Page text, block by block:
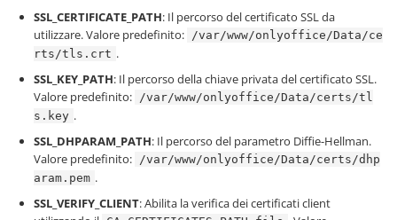
SSL_CERTIFICATE_PATH: Il percorso del certificato SSL da
utilizzare. Valore predefinito: /var/www/onlyoffice/Data/ce
rts/tls.crt .
SSL_KEY_PATH: Il percorso della chiave privata del certificato SSL.
Valore predefinito: /var/www/onlyoffice/Data/certs/tl
s.key .
SSL_DHPARAM_PATH: Il percorso del parametro Diffie-Hellman.
Valore predefinito: /var/www/onlyoffice/Data/certs/dhp
aram.pem .
SSL_VERIFY_CLIENT: Abilita la verifica dei certificati client